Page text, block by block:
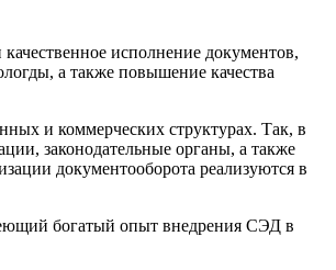
исполнение документов,
а также повышение качества
и коммерческих структурах. Так, в
законодательные органы, а также
документооборота реализуются в
богатый опыт внедрения СЭД в